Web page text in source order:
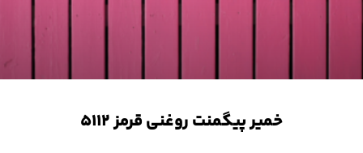
خمیر پیگمنت روغنی قرمز ۵۱۱۲